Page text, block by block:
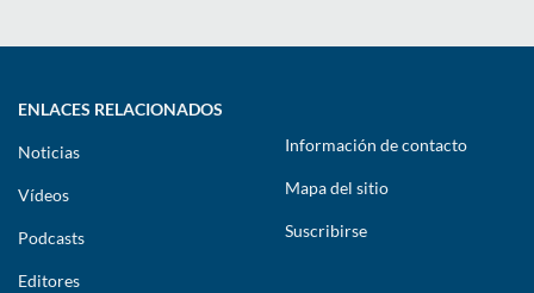
ENLACES RELACIONADOS
Noticias
Vídeos
Podcasts
Editores
Información de contacto
Mapa del sitio
Suscribirse